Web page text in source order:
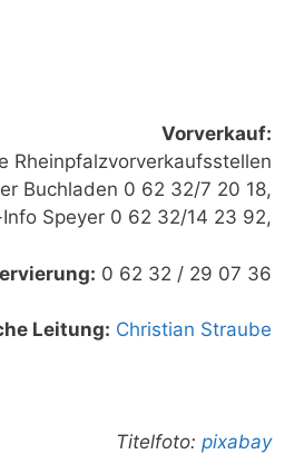
Vorverkauf:
Rheinpfalzvorverkaufsstellen
Buchladen 0 62 32/7 20 18,
Speyer 0 62 32/14 23 92,
0 62 32 / 29 07 36
Leitung: Christian Straube
Titelfoto: pixabay